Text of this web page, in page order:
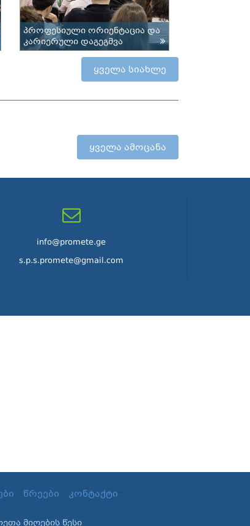
პროფესიული ორიენტაცია და
კარიერული დაგეგმვა
ყველა სიახლე
ყველა ამოცანა
info@promete.ge
s.p.s.promete@gmail.com
წრეები კონტაქტი...
მიღების წესი